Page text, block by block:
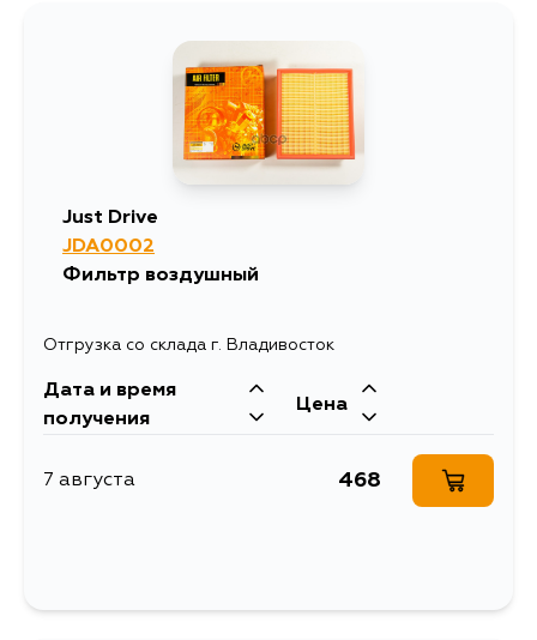
Just Drive
JDA0002
Фильтр воздушный
Отгрузка со склада г. Владивосток
Дата и время
получения
Цена
7 августа 468